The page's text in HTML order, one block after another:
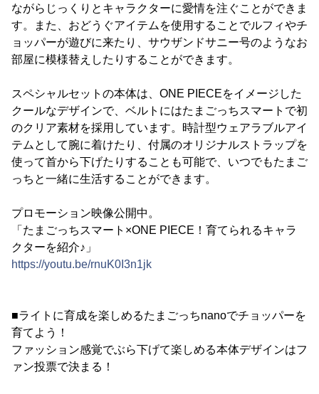
ながらじっくりとキャラクターに愛情を注ぐことができま
す。また、おどうぐアイテムを使用することでルフィやチ
ョッパーが遊びに来たり、サウザンドサニー号のようなお
部屋に模様替えしたりすることができます。
スペシャルセットの本体は、ONE PIECEをイメージした
クールなデザインで、ベルトにはたまごっちスマートで初
のクリア素材を採用しています。時計型ウェアラブルアイ
テムとして腕に着けたり、付属のオリジナルストラップを
使って首から下げたりすることも可能で、いつでもたまご
っちと一緒に生活することができます。
プロモーション映像公開中。
「たまごっちスマート×ONE PIECE！育てられるキャラ
クターを紹介♪」
https://youtu.be/rnuK0I3n1jk
■ライトに育成を楽しめるたまごっちnanoでチョッパーを
育てよう！
ファッション感覚でぶら下げて楽しめる本体デザインはフ
ァン投票で決まる！